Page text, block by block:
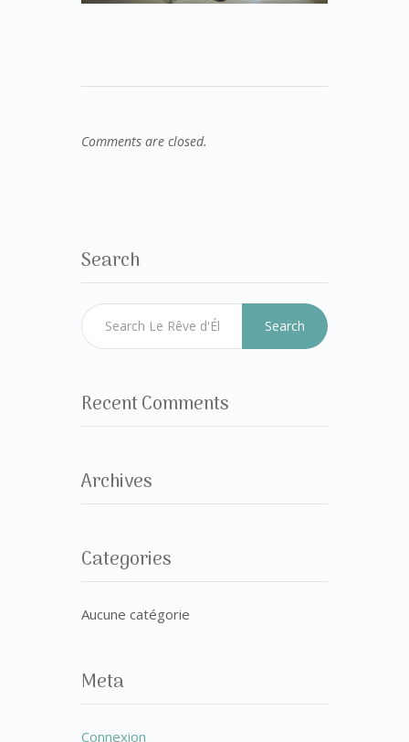
Comments are closed.
Search
Search
Recent Comments
Archives
Categories
Aucune catégorie
Meta
Connexion